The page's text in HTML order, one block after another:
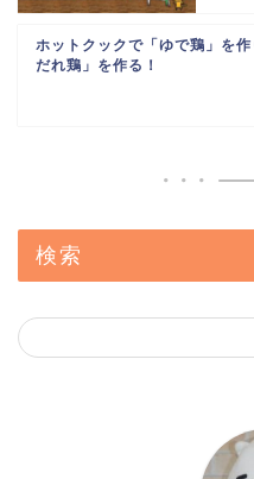
ホットクックで「ゆで鶏」を作
だれ鶏」を作る！
検索